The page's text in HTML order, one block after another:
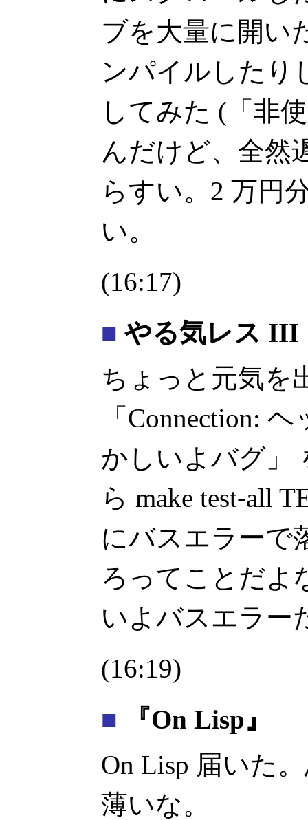
ブを大量に開い
ンパイルしたり
してみた (「非
んだけど、全然
らすい。2 万円
い。
(16:17)
■ やる気レス III
ちょっと元気を
「Connection:
かしいよバグ」
ら make test-all
にバスエラーで
ろってことだよ
いよバスエラー
(16:19)
■ 『On Lisp』
On Lisp 届いた
薄いな。